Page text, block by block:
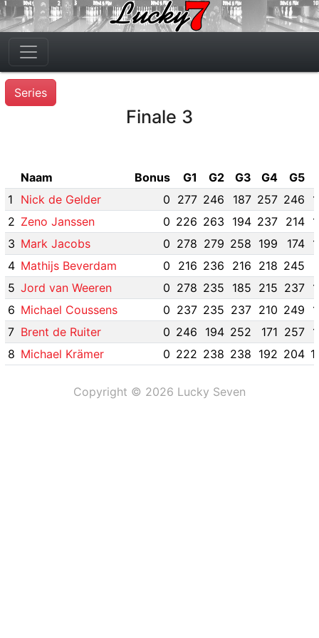
Series
Finale 3
Naam Bonus G1 G2 G3 G4 G5
1
Nick de Gelder 0 277 246 187 257 246
2 Zeno Janssen 0 226 263 194 237 214
3 Mark Jacobs 0 278 279 258 199 174
4 Mathijs Beverdam 0 216 236 216 218 245
5 Jord van Weeren 0 278 235 185 215 237
6 Michael Coussens 0 237 235 237 210 249
7 Brent de Ruiter 0 246 194 252 171 257
8 Michael Krämer 0 222 238 238 192 204
Copyright © 2026 Lucky Seven